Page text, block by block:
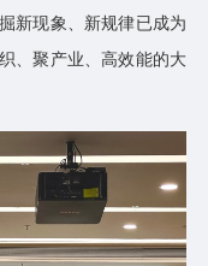
新现象、新规律已成为
、聚产业、高效能的大